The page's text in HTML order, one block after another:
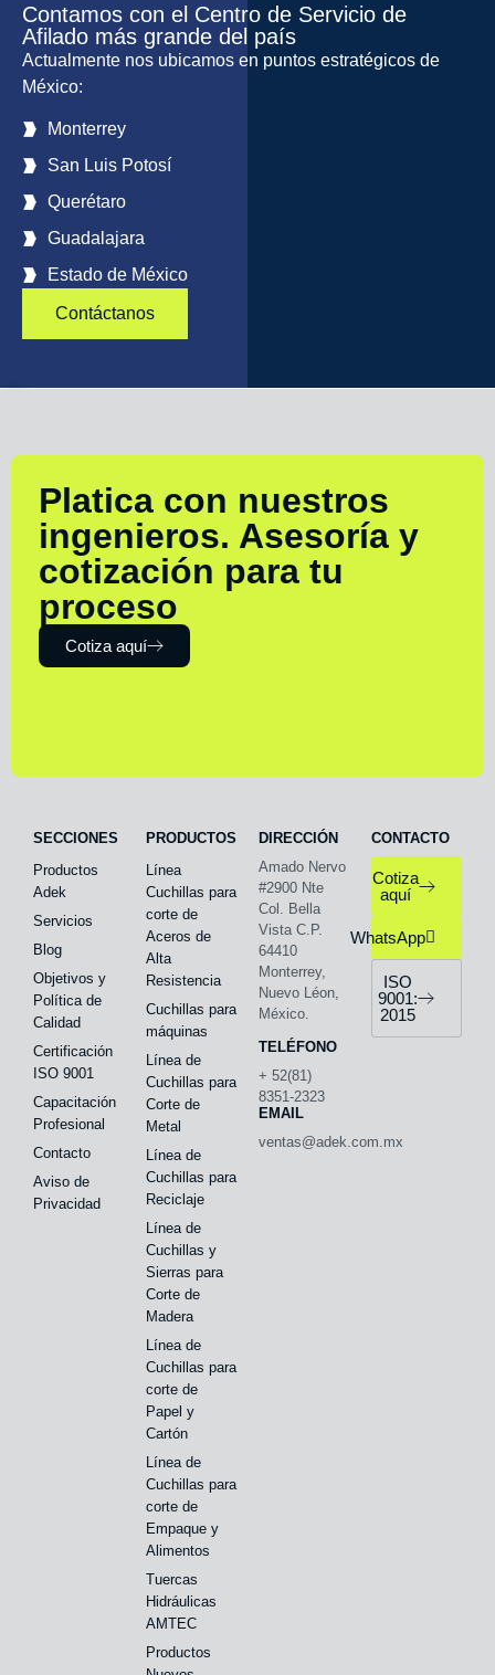
Contamos con el Centro de Servicio de
Afilado más grande del país
Actualmente nos ubicamos en puntos estratégicos de
México:
Monterrey
San Luis Potosí
Querétaro
Guadalajara
Estado de México
Contáctanos
Platica con nuestros
ingenieros. Asesoría y
cotización para tu
proceso
Cotiza aquí
SECCIONES
Productos
Adek
Servicios
Blog
Objetivos y
Política de
Calidad
Certificación
ISO 9001
Capacitación
Profesional
Contacto
Aviso de
Privacidad
PRODUCTOS
Línea
Cuchillas para
corte de
Aceros de
Alta
Resistencia
Cuchillas para
máquinas
Línea de
Cuchillas para
Corte de
Metal
Línea de
Cuchillas para
Reciclaje
Línea de
Cuchillas y
Sierras para
Corte de
Madera
Línea de
Cuchillas para
corte de
Papel y
Cartón
Línea de
Cuchillas para
corte de
Empaque y
Alimentos
Tuercas
Hidráulicas
AMTEC
Productos
DIRECCIÓN
Amado Nervo
#2900 Nte
Col. Bella
Vista C.P.
64410
Monterrey,
Nuevo Léon,
México.
TELÉFONO
+ 52(81)
8351-2323
EMAIL
ventas@adek.com.mx
CONTACTO
Cotiza
aquí
WhatsApp
ISO
9001:
2015